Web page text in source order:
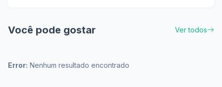
Você pode gostar Ver todos
Error: Nenhum resultado encontrado